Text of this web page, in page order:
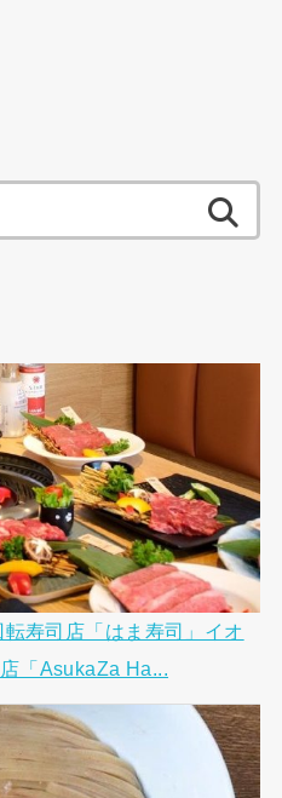
索:
転寿司店「はま寿司」イオ
「AsukaZa Ha...